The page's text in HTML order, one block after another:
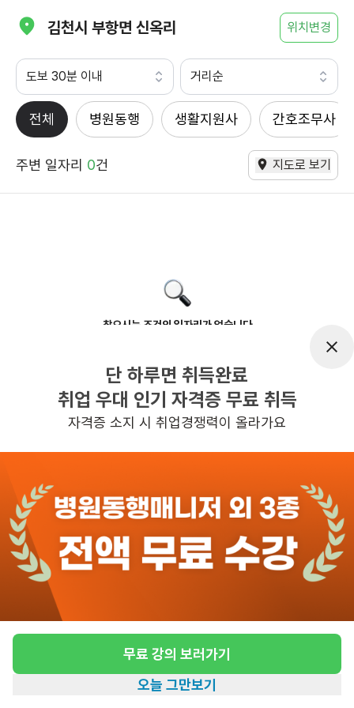
김천시 부항면 신옥리 위치변경
도보 30분 이내 거리순
전체 병원동행 생활지원사 간호조무사
주변 일자리 0건 지도로 보기
찾으시는 조건의 일자리가 없습니다
반경 3KM 이내의 일자리 확인하기
단 하루면 취득완료
취업 우대 인기 자격증 무료 취득
자격증 소지 시 취업경쟁력이 올라가요
무료 강의 보러가기
오늘 그만보기